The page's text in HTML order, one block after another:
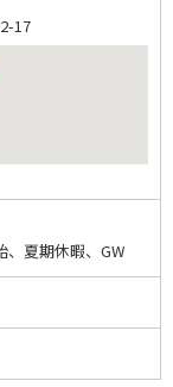
17
、夏期休暇、GW